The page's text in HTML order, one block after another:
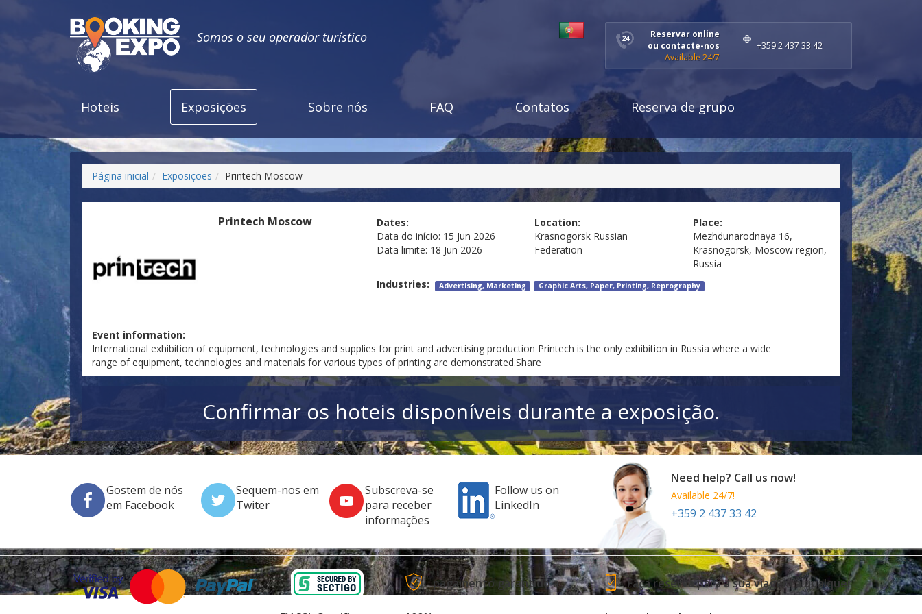
Somos o seu operador turístico
Reservar online
ou contacte-nos
Available 24/7
+359 2 437 33 42
Hoteis Exposições Sobre nós FAQ Contatos Reserva de grupo
Página inicial Exposições Printech Moscow
Printech Moscow
Dates:
Data do início: 15 Jun 2026
Data limite: 18 Jun 2026
Location:
Krasnogorsk Russian
Federation
Place:
Mezhdunarodnaya 16,
Krasnogorsk, Moscow region,
Russia
Industries:
Advertising, Marketing Graphic Arts, Paper, Printing, Reprography
Event information:
International exhibition of equipment, technologies and supplies for print and advertising production Printech is the only exhibition in Russia where a wide
range of equipment, technologies and materials for various types of printing are demonstrated.Share
Confirmar os hoteis disponíveis durante a exposição.
Gostem de nós
em Facebook
Sequem-nos em
Twiter
Subscreva-se
para receber
informações
Follow us on
LinkedIn
Need help? Call us now!
Available 24/7!
+359 2 437 33 42
pagamento garantido a Faça reserva para a sua viagem a qualquer